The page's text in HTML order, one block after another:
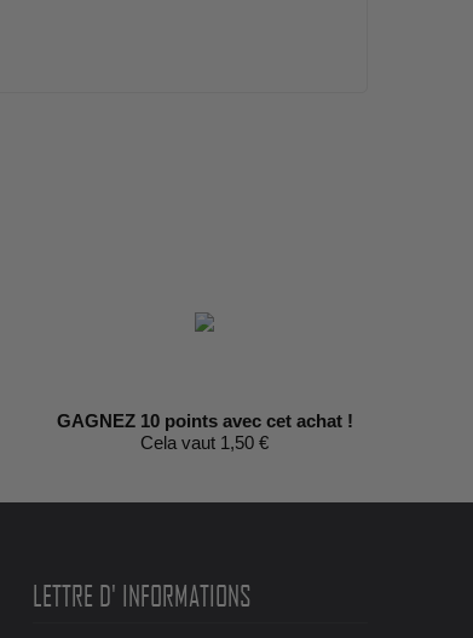
GAGNEZ 10 points avec cet achat !
Cela vaut 1,50 €
LETTRE D' INFORMATIONS